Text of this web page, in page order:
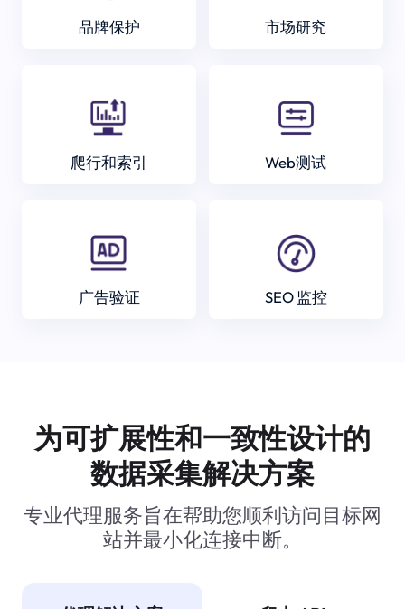
品牌保护 市场研究
爬行和索引 Web测试
广告验证 SEO 监控
为可扩展性和一致性设计的
数据采集解决方案
专业代理服务旨在帮助您顺利访问目标网
站并最小化连接中断。